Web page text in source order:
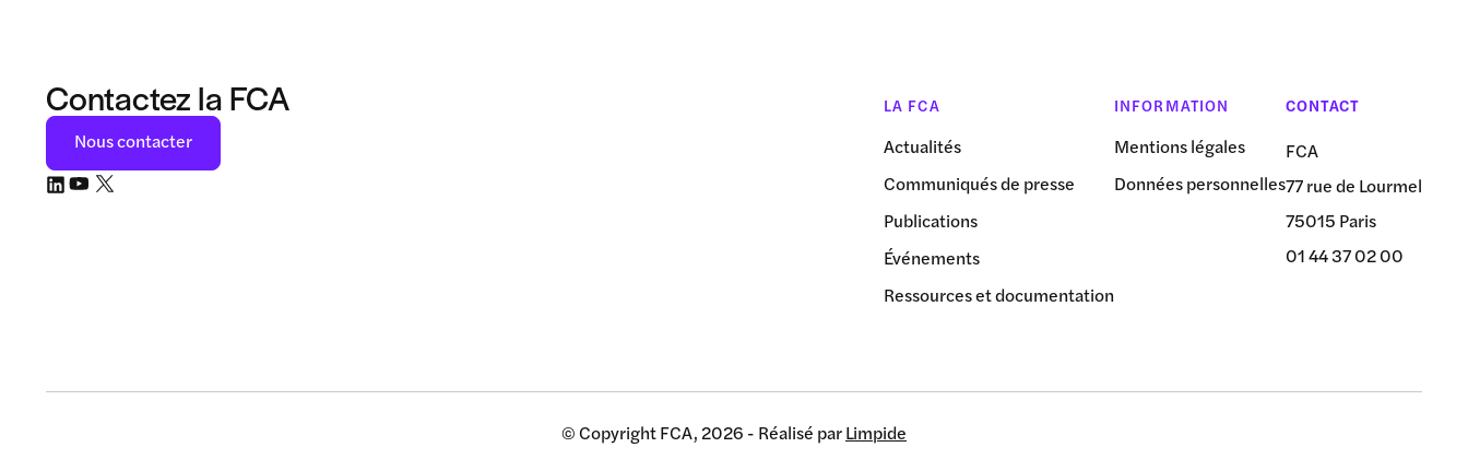
Contactez la FCA
Nous contacter
LA FCA
Actualités
Communiqués de presse
Publications
Événements
Ressources et documentation
INFORMATION
Mentions légales
Données personnelles
CONTACT
FCA
77 rue de Lourmel
75015 Paris
01 44 37 02 00
© Copyright FCA, 2026 - Réalisé parLimpide